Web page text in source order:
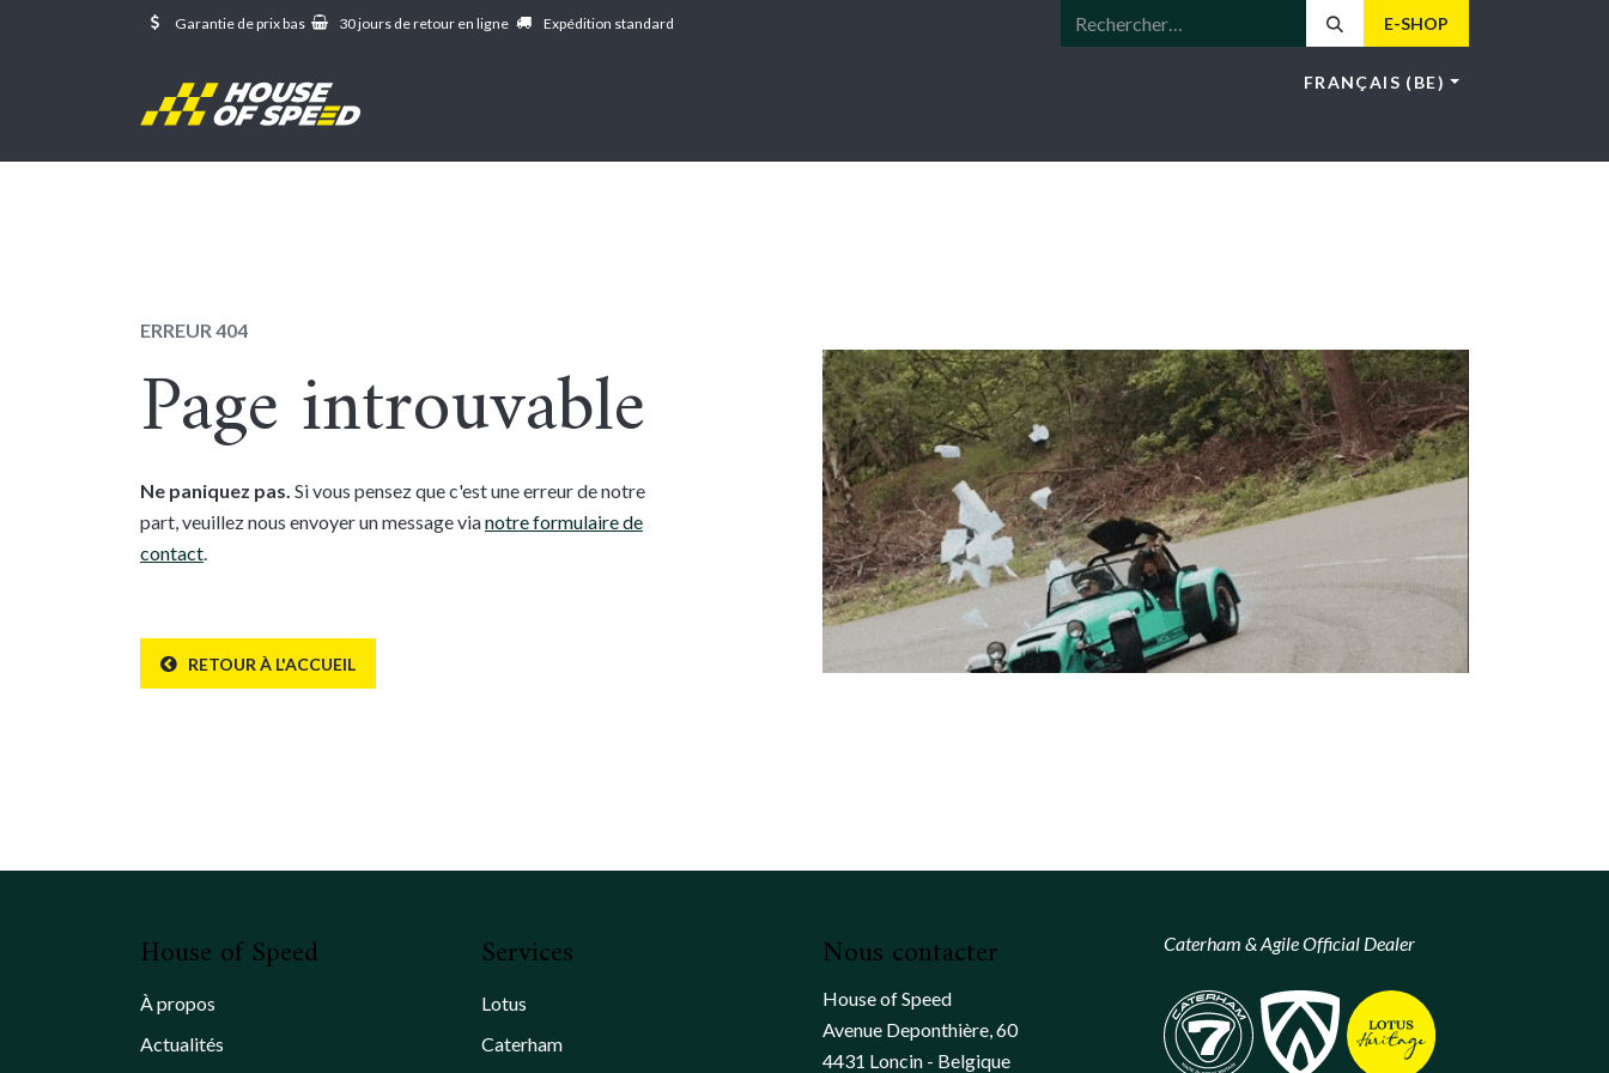
Se rendre au contenu Garantie de prix bas 30 jours de retour en ligne Expédition standard E-SHOP
FRANÇAIS (BE)
Erreur 404
ERREUR 404
Page introuvable
Ne paniquez pas. Si vous pensez que c'est une erreur de notre
part, veuillez nous envoyer un message vianotre formulaire de
contact.
RETOUR À L'ACCUEIL
Erreur 404
House of Speed
À propos
Actualités
Services
Lotus
Caterham
Nous contacter
House of Speed
Avenue Deponthière, 60
4431 Loncin - Belgique
Caterham & Agile Official Dealer